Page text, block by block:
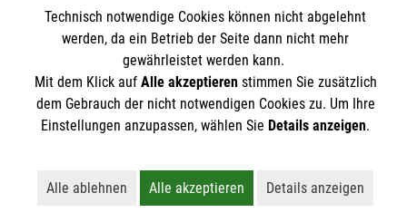
Malteser International
Sharepoint
Spendenkonto
Empfänger: Malteser Hilfsdienst e.V.
IBAN: DE90 6005 0101 0001 2706 88
BIC: SOLADEST600
Der Malteser Hilfsdienst e.V. ist als eingetragene
gemeinnützige Organisation von der Körperschaft- und
Technisch notwendige Cookies können nicht abgelehnt
werden, da ein Betrieb der Seite dann nicht mehr
gewährleistet werden kann.
Mit dem Klick auf Alle akzeptierenstimmen Sie zusätzlich
dem Gebrauch der nicht notwendigen Cookies zu. Um Ihre
Einstellungen anzupassen, wählen Sie Details anzeigen.
Alle ablehnen
Lehnt alle nicht-essentiellen Cookies ab
Alle akzeptieren
Akzeptiert alle Cookies
Details anzeigen